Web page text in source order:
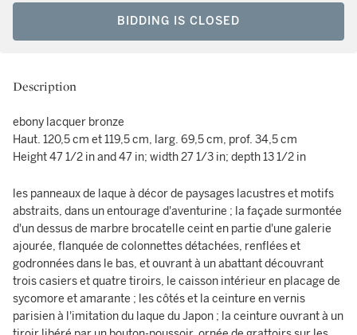
BIDDING IS CLOSED
Description
ebony lacquer bronze
Haut. 120,5 cm et 119,5 cm, larg. 69,5 cm, prof. 34,5 cm
Height 47 1/2 in and 47 in; width 27 1/3 in; depth 13 1/2 in
les panneaux de laque à décor de paysages lacustres et motifs
abstraits, dans un entourage d'aventurine ; la façade surmontée
d'un dessus de marbre brocatelle ceint en partie d'une galerie
ajourée, flanquée de colonnettes détachées, renflées et
godronnées dans le bas, et ouvrant à un abattant découvrant
trois casiers et quatre tiroirs, le caisson intérieur en placage de
sycomore et amarante ; les côtés et la ceinture en vernis
parisien à l'imitation du laque du Japon ; la ceinture ouvrant à un